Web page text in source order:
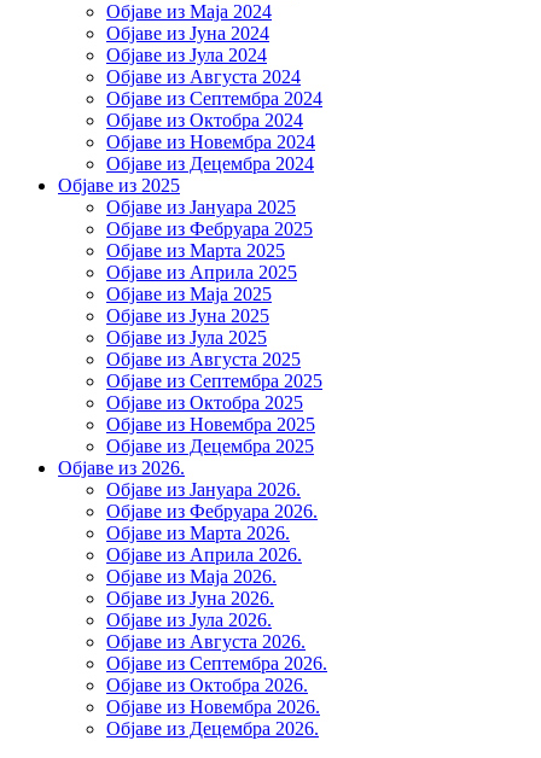
Објаве из Маја 2024
Објаве из Јуна 2024
Објаве из Јула 2024
Објаве из Августа 2024
Објаве из Септембра 2024
Објаве из Октобра 2024
Објаве из Новембра 2024
Објаве из Децембра 2024
Објаве из 2025
Објаве из Јануара 2025
Објаве из Фебруара 2025
Објаве из Марта 2025
Објаве из Априла 2025
Објаве из Маја 2025
Објаве из Јуна 2025
Објаве из Јула 2025
Објаве из Августа 2025
Објаве из Септембра 2025
Објаве из Октобра 2025
Објаве из Новембра 2025
Објаве из Децембра 2025
Објаве из 2026.
Објаве из Јануара 2026.
Објаве из Фебруара 2026.
Објаве из Марта 2026.
Објаве из Априла 2026.
Објаве из Маја 2026.
Објаве из Јуна 2026.
Објаве из Јула 2026.
Објаве из Августа 2026.
Објаве из Септембра 2026.
Објаве из Октобра 2026.
Објаве из Новембра 2026.
Објаве из Децембра 2026.